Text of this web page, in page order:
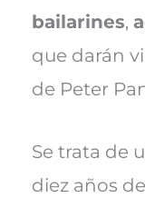
bailarines,
que darán
de Peter
Se trata de
diez años